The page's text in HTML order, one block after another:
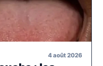
4 août 2026